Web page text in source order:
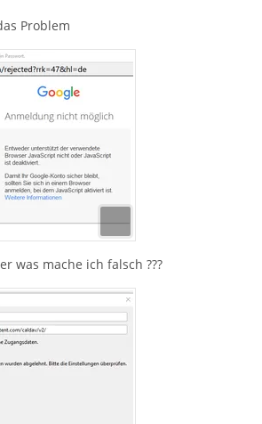
Problem
was mache ich falsch ???